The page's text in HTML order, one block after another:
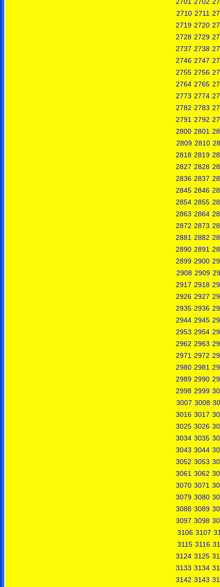
2710 2711
2719 2720
2728 2729
2737 2738
2746 2747
2755 2756
2764 2765
2773 2774
2782 2783
2791 2792
2800 2801
2809 2810
2818 2819
2827 2828
2836 2837
2845 2846
2854 2855
2863 2864
2872 2873
2881 2882
2890 2891
2899 2900
2908 2909
2917 2918
2926 2927
2935 2936
2944 2945
2953 2954
2962 2963
2971 2972
2980 2981
2989 2990
2998 2999
3007 3008
3016 3017
3025 3026
3034 3035
3043 3044
3052 3053
3061 3062
3070 3071
3079 3080
3088 3089
3097 3098
3106 3107
3115 3116
3124 3125
3133 3134
3142 3143